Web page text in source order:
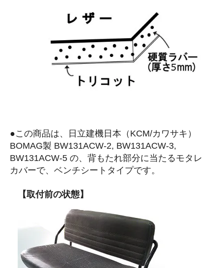
●この商品は、日立建機日本（KCM/カワサキ）
BOMAG製 BW131ACW-2, BW131ACW-3,
BW131ACW-5 の、背もたれ部分に当たるモタレ
カバーで、ベンチシートタイプです。
【取付前の状態】